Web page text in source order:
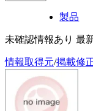
製品
未確認情報あり 最
情報取得元/掲載修